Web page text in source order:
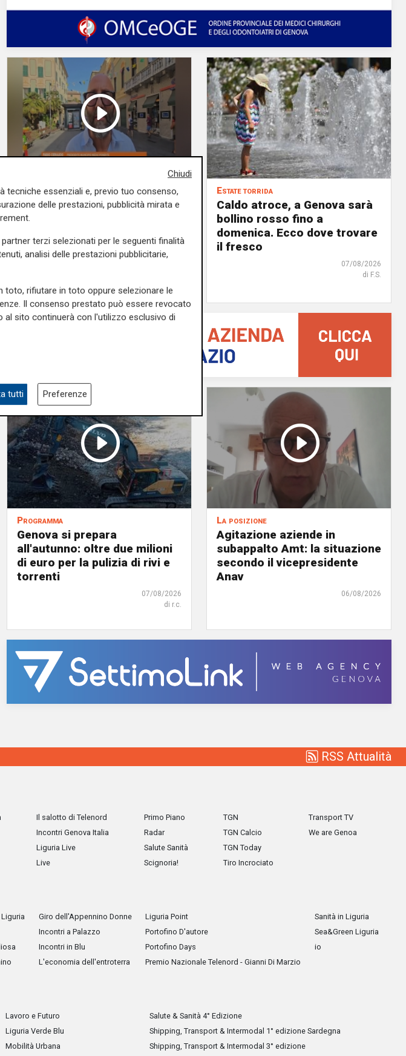
L'intervista
Pres. Ceraudo (Medio
Ponente): "Non
tolleranza zero verso chi
porta degrado"
Estate torrida
Caldo atroce, a Genova sarà
bollino rosso fino a
domenica. Ecco dove trovare
il fresco
07/08/2026
di F.S.
Programma
Genova si prepara
all'autunno: oltre due milioni
di euro per la pulizia di rivi e
torrenti
07/08/2026
di r.c.
La posizione
Agitazione aziende in
subappalto Amt: la situazione
secondo il vicepresidente
Anav
06/08/2026
RSS Attualità
Il salotto di Telenord
Incontri Genova Italia
Liguria Live
Live
Primo Piano
Radar
Salute Sanità
Scignoria!
TGN
TGN Calcio
TGN Today
Tiro Incrociato
Transport TV
We are Genoa
Liguria
Giro dell'Appennino Donne
Incontri a Palazzo
Incontri in Blu
L'economia dell'entroterra
Liguria Point
Portofino D'autore
Portofino Days
Premio Nazionale Telenord - Gianni Di Marzio
Sanità in Liguria
Sea&Green Liguria
io
Lavoro e Futuro
Liguria Verde Blu
Mobilità Urbana
Salute & Sanità 4° Edizione
Shipping, Transport & Intermodal 1° edizione Sardegna
Shipping, Transport & Intermodal 3° edizione
Chiudi
tecniche essenziali e, previo tuo consenso,
delle prestazioni, pubblicità mirata e
terzi selezionati per le seguenti finalità
analisi delle prestazioni pubblicitarie,
rifiutare in toto oppure selezionare le
Il consenso prestato può essere revocato
sito continuerà con l'utilizzo esclusivo di
tutti Preferenze